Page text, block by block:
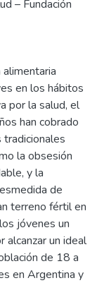
– Fundación
en los hábitos
por la salud, el
han cobrado
tradicionales
la obsesión
y la
de
terreno fértil en
jóvenes un
alcanzar un ideal
de 18 a
en Argentina y